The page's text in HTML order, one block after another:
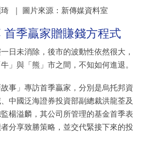
｜ 圖片來源：新傳媒資料室
首季贏家贈賺錢方程式
日未消除，後市的波動性依然很大，
」與「熊」市之間，不知如何進退。
事」專訪首季贏家，分別是烏托邦資
中國泛海證券投資部副總裁洪龍荃及
楊溢麟，其公司所管理的基金首季表
分享致勝策略，並交代緊接下來的投